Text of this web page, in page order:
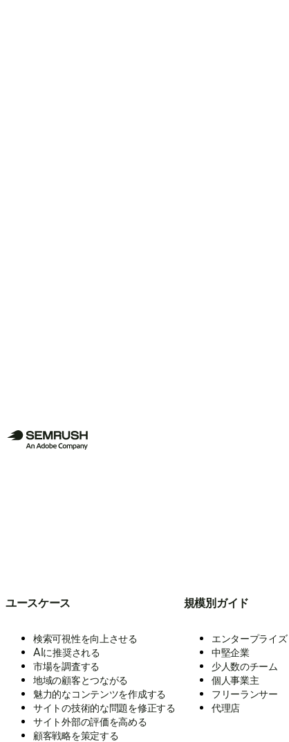
ユースケース
検索可視性を向上させる
AIに推奨される
市場を調査する
地域の顧客とつながる
魅力的なコンテンツを作成する
サイトの技術的な問題を修正する
サイト外部の評価を高める
顧客戦略を策定する
規模別ガイド
エンタープライズ
中堅企業
少人数のチーム
個人事業主
フリーランサー
代理店